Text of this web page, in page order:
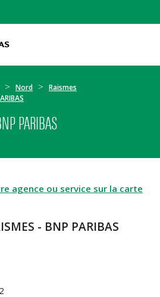
Nord
Raismes
PARIBAS
agence ou service sur la carte
- BNP PARIBAS